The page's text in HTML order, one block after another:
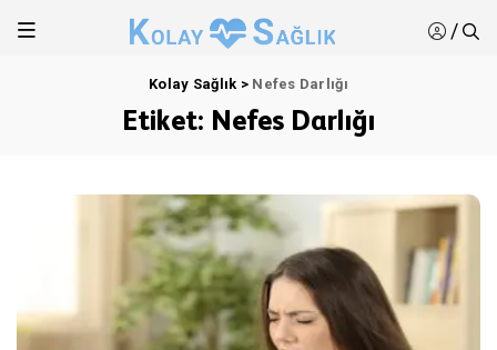
/
Kolay Sağlık> Nefes Darlığı
Etiket: Nefes Darlığı